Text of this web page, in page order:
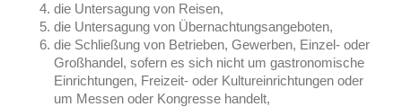
die Untersagung von Reisen,
die Untersagung von Übernachtungsangeboten,
die Schließung von Betrieben, Gewerben, Einzel- oder
Großhandel, sofern es sich nicht um gastronomische
Einrichtungen, Freizeit- oder Kultureinrichtungen oder
um Messen oder Kongresse handelt,